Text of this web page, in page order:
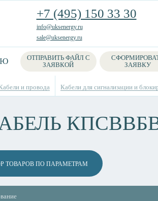
+7 (495) 150 33 30
info@uksenergy.ru
sale@uksenergy.ru
ОТПРАВИТЬ ФАЙЛ С
ЗАЯВКОЙ
ЗАЯВКУ
и провода Кабели для сигнализации и
ТОВАРОВ ПО ПАРАМЕТРАМ